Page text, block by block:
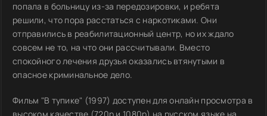
попала в больницу из-за передозировки, и ребята
решили, что пора расстаться с наркотиками. Они
отправились в реабилитационный центр, но их ждало
совсем не то, на что они рассчитывали. Вместо
спокойного лечения друзья оказались втянутыми в
опасное криминальное дело.
Фильм "В тупике" (1997) доступен для онлайн просмотра в